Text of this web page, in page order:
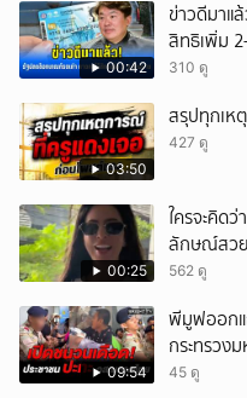
00:42
ข่าวดีมาแ
สิทธิเพิ่ม
310 ดู
03:50
สรุปทุกเห
427 ดู
00:25
ใครจะคิด
ลักษณ์สวย
ได้อมยิ้มเ
562 ดู
09:54
พีมูฟออกแ
กระทรวง
ตรวจสอบ
45 ดู